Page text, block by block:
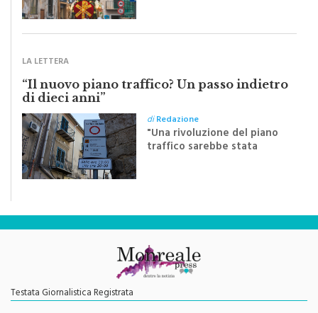
“Il nuovo piano traffico? Un passo indietro
di dieci anni”
"Una rivoluzione del piano
traffico sarebbe stata
efficace se preceduta da
una rivoluzione culturale"
Testata Giornalistica Registrata
Autorizzazione del Tribunale di Palermo N. 621/2013